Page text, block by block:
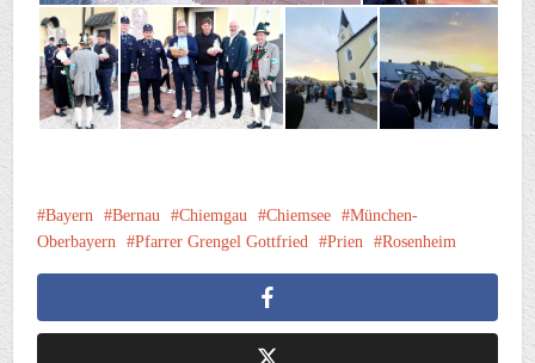
Bayern Bernau Chiemgau Chiemsee
München-
Oberbayern
Pfarrer Grengel Gottfried Prien Rosenheim